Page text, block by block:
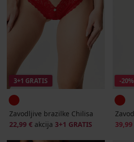
3+1 GRATIS
Zavodljive brazilke Chilisa
22,99 € akcija 3+1 GRATIS
-20%